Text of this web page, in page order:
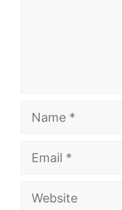
Name
Email
Website